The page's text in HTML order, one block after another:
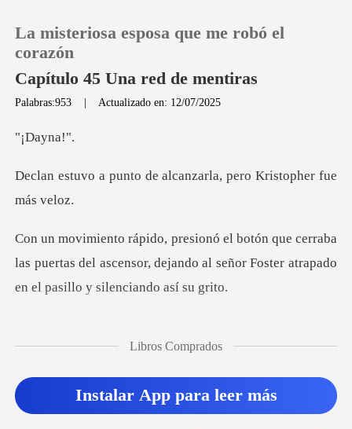
Historia
La misteriosa esposa que me robó el
corazón
Capítulo 45 Una red de mentiras
Palabras:953 | Actualizado en: 12/07/2025
ayn
de alcanzarla, pero Kr
aba
las puertas del ascensor, dejando al señor Foste
desapareció.
Libros Comprados
Instalar App para leer más